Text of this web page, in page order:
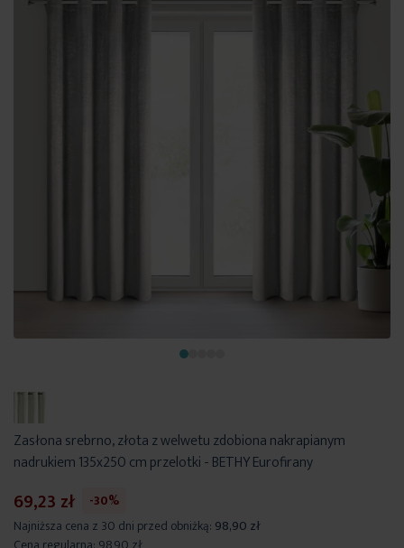
Zasłona srebrno, złota z welwetu zdobiona nakrapianym
nadrukiem 135x250 cm przelotki - BETHY Eurofirany
69,23 zł
-30%
Najniższa cena z 30 dni przed obniżką: 98,90 zł